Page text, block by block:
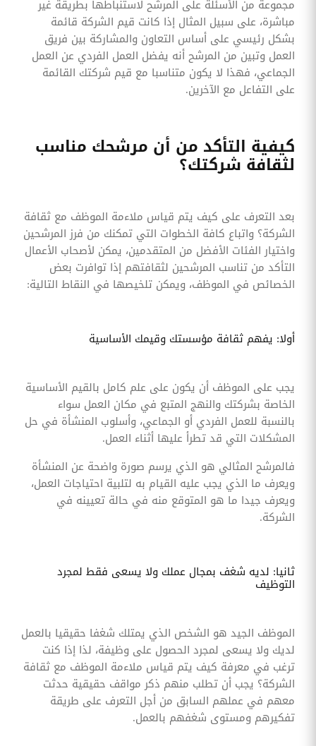
مجموعة من الأسئلة على المرشح لاستنباطها بطريقة غير
مباشرة، على سبيل المثال إذا كانت قيم الشركة قائمة
بشكل رئيسي على أساس التعاون والمشاركة بين فريق
العمل وتبين من المرشح أنه يفضل العمل الفردي عن العمل
الجماعي، فهذا لا يكون متناسبا مع قيم شركتك القائمة
على التفاعل مع الآخرين.
كيفية التأكد من أن مرشحك مناسب
لثقافة شركتك؟
بعد التعرف على كيف يتم قياس ملاءمة الموظف مع ثقافة
الشركة؟ واتباع كافة الخطوات التي تمكنك من فرز المرشحين
واختيار الفئات الأفضل من المتقدمين، يمكن لأصحاب الأعمال
التأكد من تناسب المرشحين لثقافتهم إذا توافرت بعض
الخصائص في الموظف، ويمكن تلخيصها في النقاط التالية:
أولا: يفهم ثقافة مؤسستك وقيمك الأساسية
يجب على الموظف أن يكون على علم كامل بالقيم الأساسية
الخاصة بشركتك والنهج المتبع في مكان العمل سواء
بالنسبة للعمل الفردي أو الجماعي، وأسلوب المنشأة في حل
المشكلات التي قد تطرأ عليها أثناء العمل.
فالمرشح المثالي هو الذي يرسم صورة واضحة عن المنشأة
ويعرف ما الذي يجب عليه القيام به لتلبية احتياجات العمل،
ويعرف جيدا ما هو المتوقع منه في حالة تعيينه في
الشركة.
ثانيا: لديه شغف بمجال عملك ولا يسعى فقط لمجرد
التوظيف
الموظف الجيد هو الشخص الذي يمتلك شغفا حقيقيا بالعمل
لديك ولا يسعى لمجرد الحصول على وظيفة، لذا إذا كنت
ترغب في معرفة كيف يتم قياس ملاءمة الموظف مع ثقافة
الشركة؟ يجب أن تطلب منهم ذكر مواقف حقيقية حدثت
معهم في عملهم السابق من أجل التعرف على طريقة
تفكيرهم ومستوى شغفهم بالعمل.